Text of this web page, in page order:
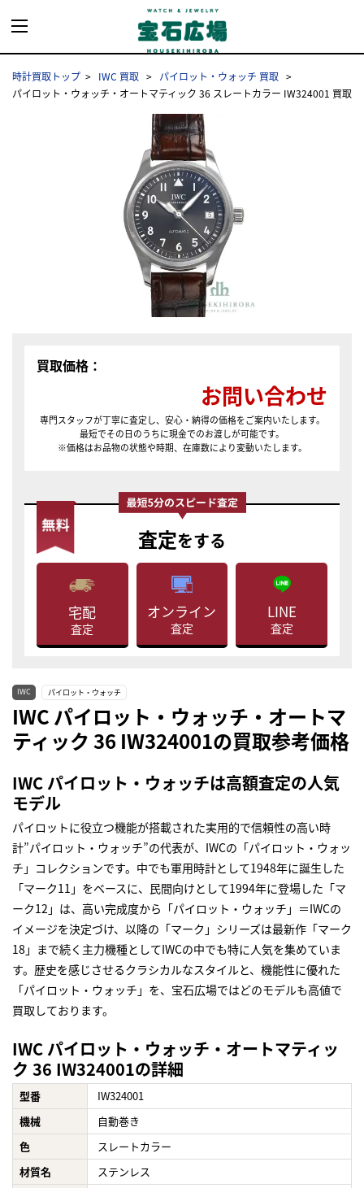
時計買取トップ IWC 買取
パイロット・ウォッチ 買取
パイロット・ウォッチ・オートマティック 36 スレートカラー IW324001 買取
買取価格：
お問い合わせ
専門スタッフが丁寧に査定し、安心・納得の価格をご案内いたします。
最短でその日のうちに現金でのお渡しが可能です。
※価格はお品物の状態や時期、在庫数により変動いたします。
査定をする
宅配
査定
オンライン
査定
LINE
査定
IWC パイロット・ウォッチ
IWC パイロット・ウォッチ・オートマ
ティック 36 IW324001の買取参考価格
IWC パイロット・ウォッチは高額査定の人気
モデル
パイロットに役立つ機能が搭載された実用的で信頼性の高い時
計”パイロット・ウォッチ”の代表が、IWCの「パイロット・ウォッ
チ」コレクションです。中でも軍用時計として1948年に誕生した
「マーク11」をベースに、民間向けとして1994年に登場した「マ
ーク12」は、高い完成度から「パイロット・ウォッチ」＝IWCの
イメージを決定づけ、以降の「マーク」シリーズは最新作「マーク
18」まで続く主力機種としてIWCの中でも特に人気を集めていま
す。歴史を感じさせるクラシカルなスタイルと、機能性に優れた
「パイロット・ウォッチ」を、宝石広場ではどのモデルも高値で
買取しております。
IWC パイロット・ウォッチ・オートマティッ
ク 36 IW324001の詳細
型番
IW324001
機械
自動巻き
色
スレートカラー
材質名
ステンレス